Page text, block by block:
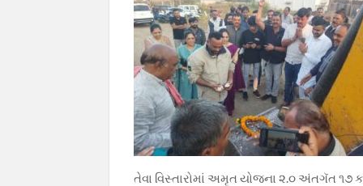
તેવા વિસ્તારોમાં અમૃત યોજના ૨.૦ અંતગૅત ૧૭